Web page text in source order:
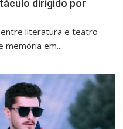
dirigido por
literatura e teatro
em...